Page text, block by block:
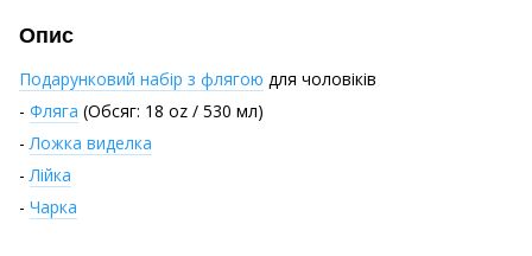
Опис
Подарунковий набір з флягою для чоловіків
- Фляга (Обсяг: 18 oz / 530 мл)
- Ложка виделка
- Лійка
- Чарка